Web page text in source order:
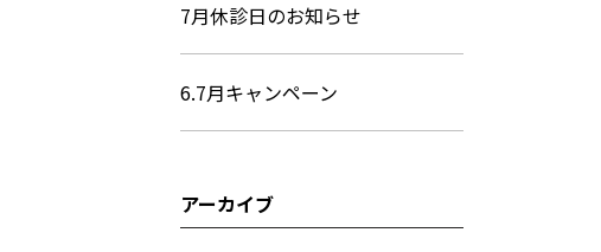
7月休診日のお知らせ
6.7月キャンペーン
アーカイブ